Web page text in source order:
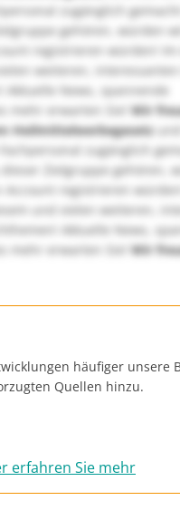
zugänglich
gehören, würden
registrieren würden!
weiteren,
Aktuelle News, spannende
mehr erwarten Sie!Wir
Heilmittelwerbegesetz
zugänglich
Zielgruppe gehören,
Account registrieren
und vielen weiteren,
Aktuelle News,
mehr erwarten Sie! Wir
häufiger unsere
Quellen hinzu.
erfahren Sie mehr